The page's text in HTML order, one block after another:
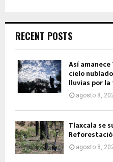
RECENT POSTS
Así
cielo
lluvias por
agosto 8,
Tlaxcala se
agosto 8,